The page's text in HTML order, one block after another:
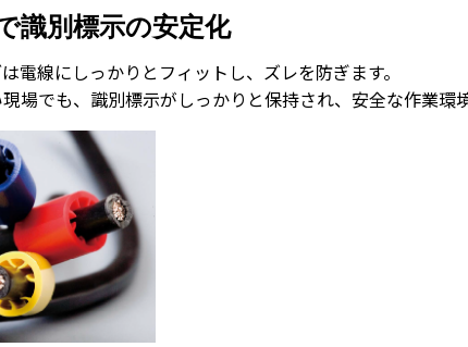
識別標示の安定化
電線にしっかりとフィットし、ズレを防ぎます。
場でも、識別標示がしっかりと保持され、安全な作業環